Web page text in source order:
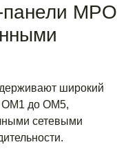
MPO
широкий
до OM5,
сетевыми